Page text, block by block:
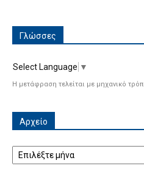
Γλώσσες
Select Language ▼
Η μετάφραση τελείται με μηχανικό
Αρχείο